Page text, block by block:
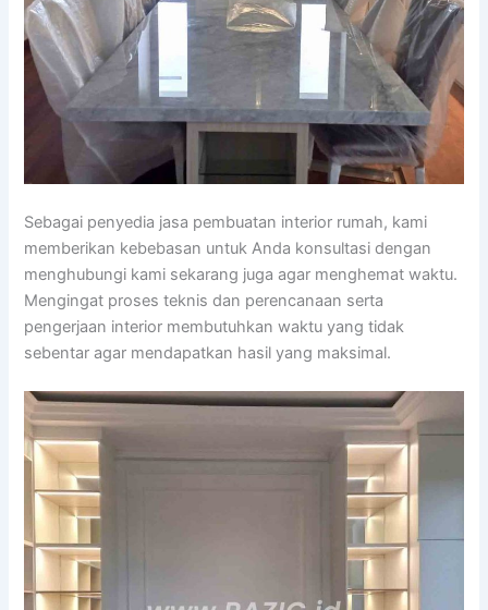
Sebagai penyedia jasa pembuatan interior rumah, kami
memberikan kebebasan untuk Anda konsultasi dengan
menghubungi kami sekarang juga agar menghemat waktu.
Mengingat proses teknis dan perencanaan serta
pengerjaan interior membutuhkan waktu yang tidak
sebentar agar mendapatkan hasil yang maksimal.